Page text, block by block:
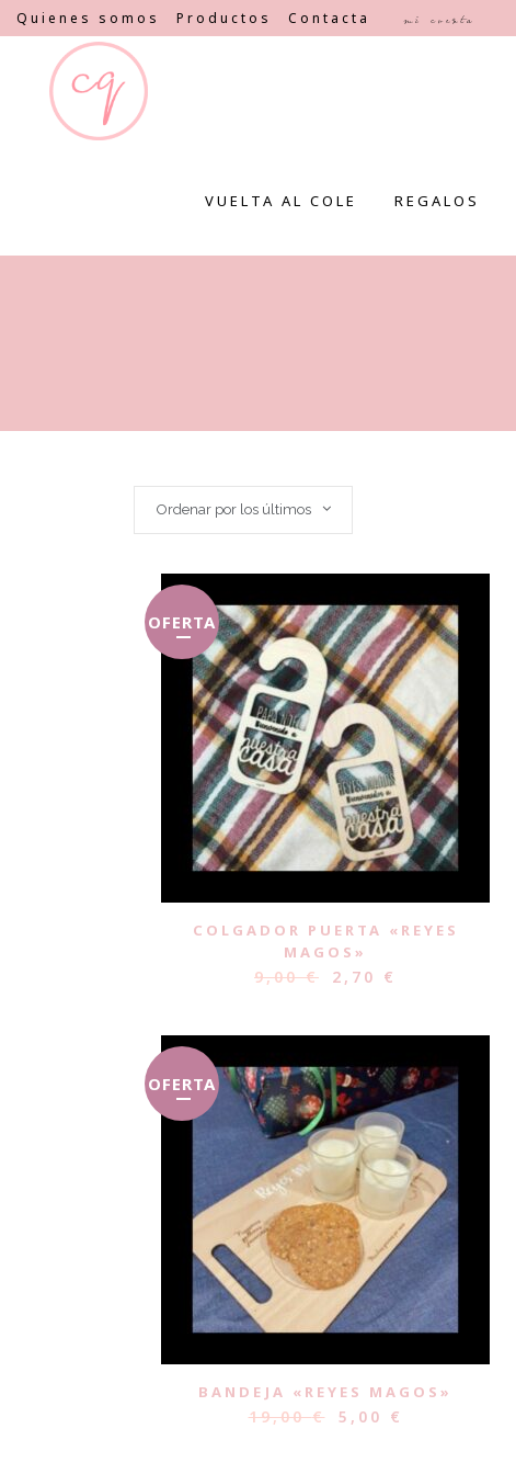
Quienes somos Productos Contacta Mi cuenta
VUELTA AL COLE REGALOS
Ordenar por los últimos
OFERTA
COLGADOR PUERTA «REYES
MAGOS»
9,00€ 2,70 €
OFERTA
BANDEJA «REYES MAGOS»
19,00€ 5,00 €